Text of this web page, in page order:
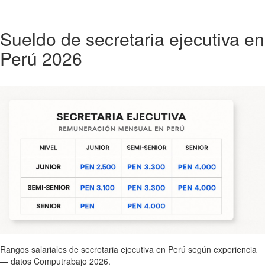
Sueldo de secretaria ejecutiva en
Perú 2026
Rangos salariales de secretaria ejecutiva en Perú según experiencia
— datos Computrabajo 2026.